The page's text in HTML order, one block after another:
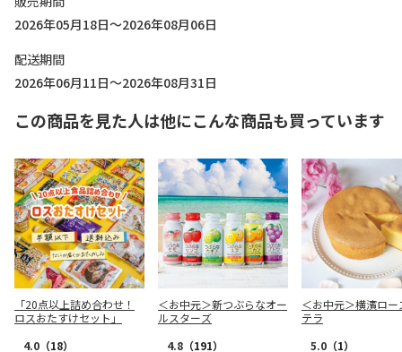
2026年05月18日～2026年08月06日
配送期間
2026年06月11日～2026年08月31日
この商品を見た人は他にこんな商品も買っています
「20点以上詰め合わせ！
ロスおたすけセット」
4.0 （18）
＜お中元＞新つぶらなオー
ルスターズ
4.8 （191）
＜お中元＞横濱ロー
テラ
5.0 （1）